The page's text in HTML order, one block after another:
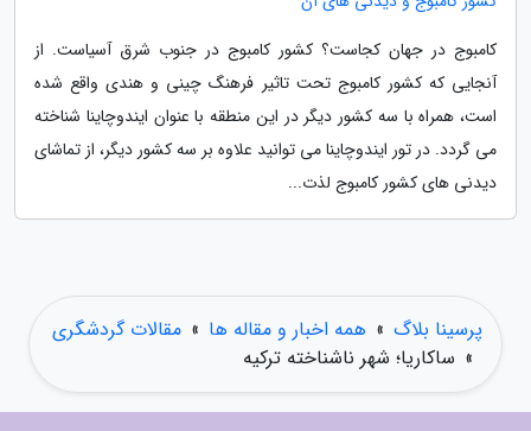
کامبوج در جهان کجاست؟ کشور کامبوج در جنوب شرق آسیاست. از
آنجایی که کشور کامبوج تحت تاثیر فرهنگ چینی و هندی واقع شده
است، همراه با سه کشور دیگر در این منطقه با عنوان ایندوچاینا شناخته
می گردد. در تور ایندوچاینا می توانید علاوه بر سه کشور دیگر، از تماشای
دیدنی های کشور کامبوج لذت...
پرسینا بلاگ » همه اخبار و مقاله ها » مقالات گردشگری
» ساکاریا؛ شهر ناشناخته ترکیه